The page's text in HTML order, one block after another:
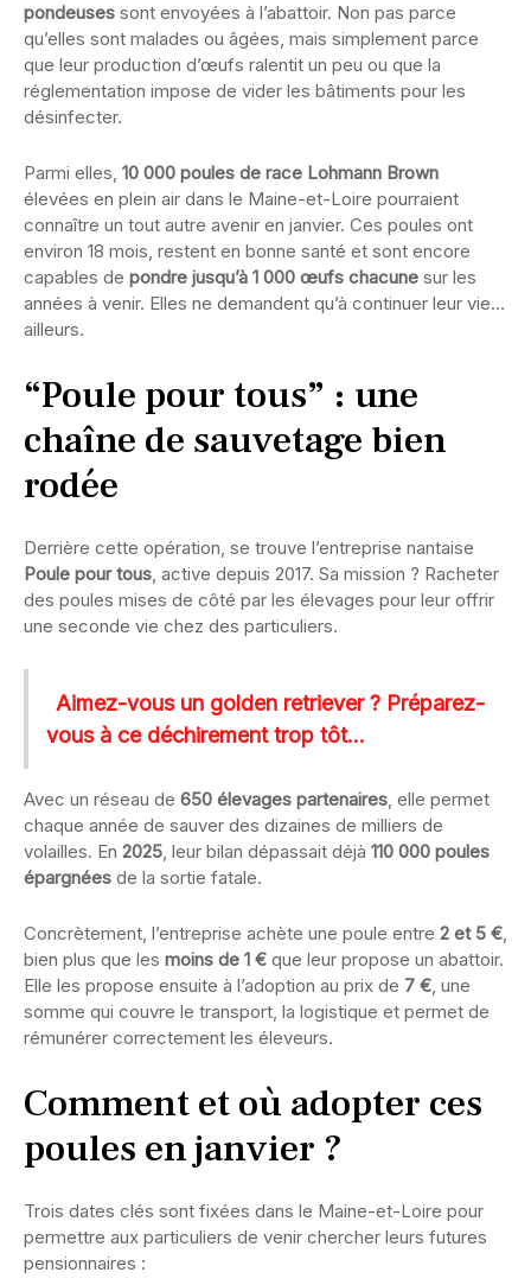
pondeuses sont envoyées à l’abattoir. Non pas parce
qu’elles sont malades ou âgées, mais simplement parce
que leur production d’œufs ralentit un peu ou que la
réglementation impose de vider les bâtiments pour les
désinfecter.
Parmi elles, 10 000 poules de race Lohmann Brown
élevées en plein air dans le Maine-et-Loire pourraient
connaître un tout autre avenir en janvier. Ces poules ont
environ 18 mois, restent en bonne santé et sont encore
capables de pondre jusqu’à 1 000 œufs chacune sur les
années à venir. Elles ne demandent qu’à continuer leur vie…
ailleurs.
“Poule pour tous” : une
chaîne de sauvetage bien
rodée
Derrière cette opération, se trouve l’entreprise nantaise
Poule pour tous, active depuis 2017. Sa mission ? Racheter
des poules mises de côté par les élevages pour leur offrir
une seconde vie chez des particuliers.
Aimez-vous un golden retriever ? Préparez-
vous à ce déchirement trop tôt…
Avec un réseau de 650 élevages partenaires, elle permet
chaque année de sauver des dizaines de milliers de
volailles. En 2025, leur bilan dépassait déjà 110 000 poules
épargnées de la sortie fatale.
Concrètement, l’entreprise achète une poule entre 2 et 5 €,
bien plus que les moins de 1 € que leur propose un abattoir.
Elle les propose ensuite à l’adoption au prix de 7 €, une
somme qui couvre le transport, la logistique et permet de
rémunérer correctement les éleveurs.
Comment et où adopter ces
poules en janvier ?
Trois dates clés sont fixées dans le Maine-et-Loire pour
permettre aux particuliers de venir chercher leurs futures
pensionnaires :